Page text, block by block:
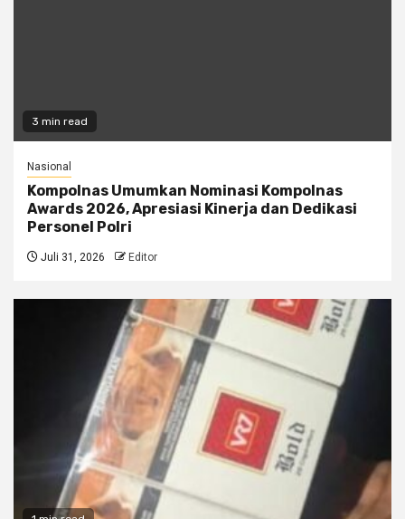
3 min read
Nasional
Kompolnas Umumkan Nominasi Kompolnas
Awards 2026, Apresiasi Kinerja dan Dedikasi
Personel Polri
Juli 31, 2026 Editor